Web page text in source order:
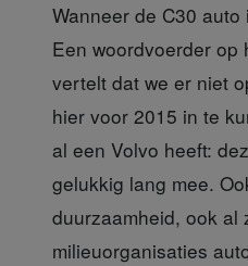
Wanneer de C30
Een woordvoerder op
vertelt dat we er niet
hier voor 2015 in te
al een Volvo heeft:
gelukkig lang mee.
duurzaamheid, ook al
milieuorganisaties